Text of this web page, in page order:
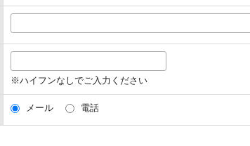
※ハイフンなしでご入力ください
メール 電話